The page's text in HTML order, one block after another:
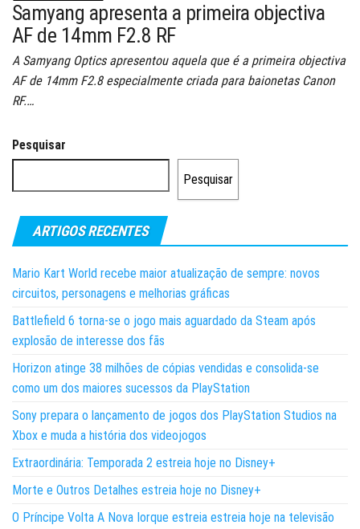
Samyang apresenta a primeira objectiva
AF de 14mm F2.8 RF
A Samyang Optics apresentou aquela que é a primeira objectiva
AF de 14mm F2.8 especialmente criada para baionetas Canon
RF.…
Pesquisar
Pesquisar
ARTIGOS RECENTES
Mario Kart World recebe maior atualização de sempre: novos
circuitos, personagens e melhorias gráficas
Battlefield 6 torna-se o jogo mais aguardado da Steam após
explosão de interesse dos fãs
Horizon atinge 38 milhões de cópias vendidas e consolida-se
como um dos maiores sucessos da PlayStation
Sony prepara o lançamento de jogos dos PlayStation Studios na
Xbox e muda a história dos videojogos
Extraordinária: Temporada 2 estreia hoje no Disney+
Morte e Outros Detalhes estreia hoje no Disney+
O Príncipe Volta A Nova Iorque estreia estreia hoje na televisão